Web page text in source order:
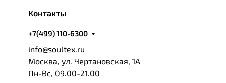
Контакты
+7(499) 110-6300
info@soultex.ru
Москва, ул. Чертановская, 1А
Пн-Вс, 09.00-21.00